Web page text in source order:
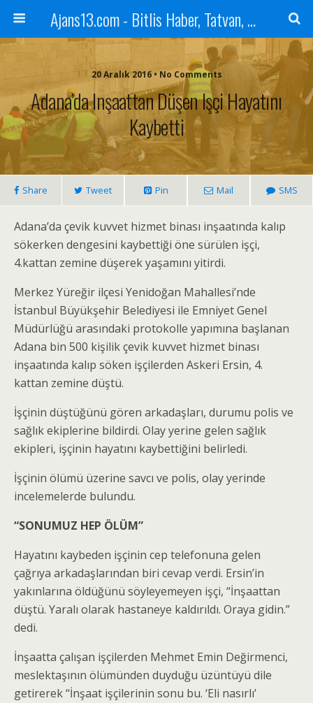
Ajans13.com - Bitlis Haber, Tatvan, Ahlat, Adilcevaz, Mutki, Hizan, Güroymak, Gazete, Ajans, 13, Haber
20 Aralık 2016 • No Comments
Adana’da Inşaattan Düşen Işçi Hayatını
Kaybetti
Share Tweet Pin Mail SMS
Adana’da çevik kuvvet hizmet binası inşaatında kalıp
sökerken dengesini kaybettiği öne sürülen işçi,
4.kattan zemine düşerek yaşamını yitirdi.
Merkez Yüreğir ilçesi Yenidoğan Mahallesi’nde
İstanbul Büyükşehir Belediyesi ile Emniyet Genel
Müdürlüğü arasındaki protokolle yapımına başlanan
Adana bin 500 kişilik çevik kuvvet hizmet binası
inşaatında kalıp söken işçilerden Askeri Ersin, 4.
kattan zemine düştü.
İşçinin düştüğünü gören arkadaşları, durumu polis ve
sağlık ekiplerine bildirdi. Olay yerine gelen sağlık
ekipleri, işçinin hayatını kaybettiğini belirledi.
İşçinin ölümü üzerine savcı ve polis, olay yerinde
incelemelerde bulundu.
“SONUMUZ HEP ÖLÜM”
Hayatını kaybeden işçinin cep telefonuna gelen
çağrıya arkadaşlarından biri cevap verdi. Ersin’in
yakınlarına öldüğünü söyleyemeyen işçi, “İnşaattan
düştü. Yaralı olarak hastaneye kaldırıldı. Oraya gidin.”
dedi.
İnşaatta çalışan işçilerden Mehmet Emin Değirmenci,
meslektaşının ölümünden duyduğu üzüntüyü dile
getirerek “İnşaat işçilerinin sonu bu. ‘Eli nasırlı’